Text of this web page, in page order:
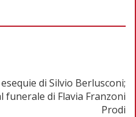
di Silvio Berlusconi;
di Flavia Franzoni
Prodi